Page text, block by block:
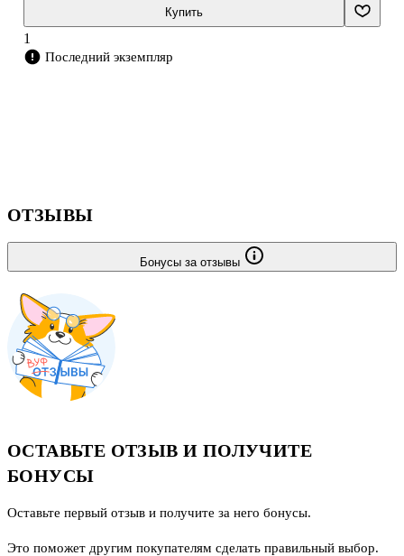
выполнения изображений сборочной единицы с натуры,
приведены правила составления спецификации и выполнения
чертежей деталей по чертежу сборочной единицы, а та
Купить
1
Последний экземпляр
ОТЗЫВЫ
Бонусы за отзывы
ОСТАВЬТЕ ОТЗЫВ И ПОЛУЧИТЕ
БОНУСЫ
Оставьте первый отзыв и получите за него бонусы.
Это поможет другим покупателям сделать правильный выбор.